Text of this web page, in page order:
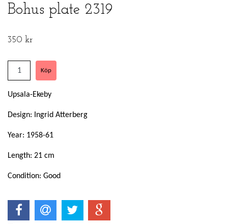
Bohus plate 2319
350 kr
Upsala-Ekeby
Design: Ingrid Atterberg
Year: 1958-61
Length: 21 cm
Condition: Good